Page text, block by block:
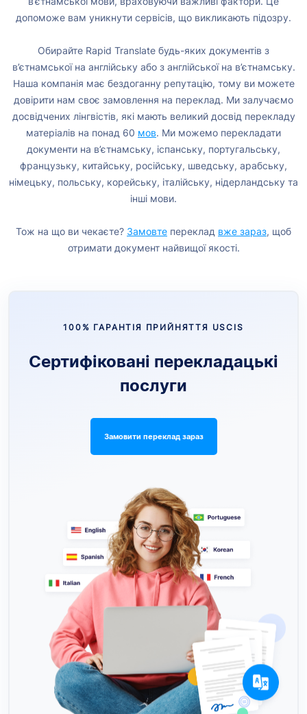
допоможе вам уникнути сервісів, що викликають підозру.
Обирайте Rapid Translate будь-яких документів з
в’єтнамської на англійську або з англійської на в’єтнамську.
Наша компанія має бездоганну репутацію, тому ви можете
довірити нам своє замовлення на переклад. Ми залучаємо
досвідчених лінгвістів, які мають великий досвід перекладу
матеріалів на понад 60 мов. Ми можемо перекладати
документи на в’єтнамську, іспанську, португальську,
французьку, китайську, російську, шведську, арабську,
німецьку, польську, корейську, італійську, нідерландську та
інші мови.
Тож на що ви чекаєте? Замовте переклад вже зараз, щоб
отримати документ найвищої якості.
100% ГАРАНТІЯ ПРИЙНЯТТЯ USCIS
Сертифіковані перекладацькі
послуги
Замовити переклад зараз